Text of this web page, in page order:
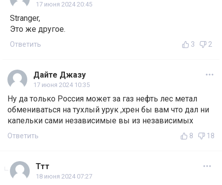
17 июня 2024 20:45
Stranger,
Это же другое.
Ответить 3 2
Дайте Джазу
17 июня 2024 10:35
Ну да только Россия может за газ нефть лес метал
обмениваться на тухлый урук ,хрен бы вам что дал ни
капельки сами независимые вы из независимых
Ответить 8 18
Ттт
18 июня 2024 07:27